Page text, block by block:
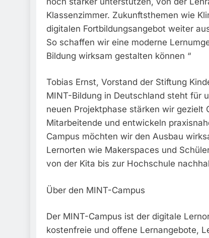
Klassenzimmer. Zukunftsthemen wie
digitalen Fortbildungsangebot weiter
So schaffen wir eine moderne
Bildung wirksam gestalten können “
Tobias Ernst, Vorstand der Stiftung
MINT-Bildung in Deutschland steht für
neuen Projektphase stärken wir
Mitarbeitende und entwickeln
Campus möchten wir den Ausbau
Lernorten wie Makerspaces und
von der Kita bis zur Hochschule
Über den MINT-Campus
Der MINT-Campus ist der digitale
kostenfreie und offene Lernangebote,